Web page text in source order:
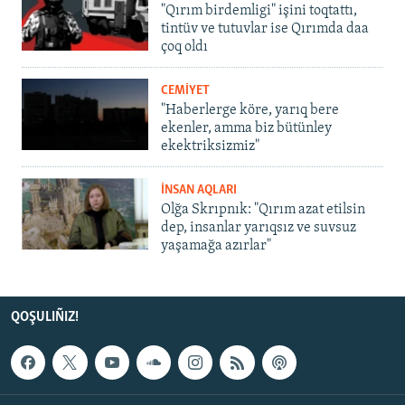
"Qırım birdemligi" işini toqtattı,
tintüv ve tutuvlar ise Qırımda daa
çoq oldı
CEMİYET
"Haberlerge köre, yarıq bere
ekenler, amma biz bütünley
ekektriksizmiz"
İNSAN AQLARI
Olğa Skrıpnık: "Qırım azat etilsin
dep, insanlar yarıqsız ve suvsuz
yaşamağa azırlar"
QOŞULIÑIZ!